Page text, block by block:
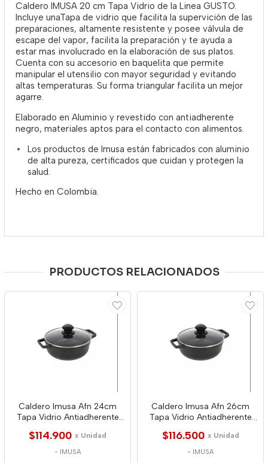
Caldero IMUSA 20 cm Tapa Vidrio de la Linea GUSTO.
Incluye unaTapa de vidrio que facilita la supervición de las
preparaciones, altamente resistente y posee válvula de
escape del vapor, facilita la preparación y te ayuda a
estar mas involucrado en la elaboración de sus platos.
Cuenta con su accesorio en baquelita que permite
manipular el utensilio con mayor seguridad y evitando
altas temperaturas. Su forma triangular facilita un mejor
agarre.
Elaborado en Aluminio y revestido con antiadherente
negro, materiales aptos para el contacto con alimentos.
Los productos de Imusa están fabricados con aluminio
de alta pureza, certificados que cuidan y protegen la
salud.
Hecho en Colombia.
PRODUCTOS RELACIONADOS
Caldero Imusa Afn 24cm
Tapa Vidrio Antiadherente
$114.900 x Unidad
- IMUSA
Caldero Imusa Afn 26cm
Tapa Vidrio Antiadherente
$116.500 x Unidad
- IMUSA